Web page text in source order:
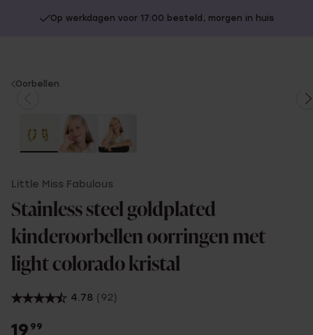
Op werkdagen voor 17:00 besteld, morgen in huis
You
Oorbellen
Little Miss Fabulous
Stainless steel goldplated
kinderoorbellen oorringen met
light colorado kristal
4.78 (92)
19 99